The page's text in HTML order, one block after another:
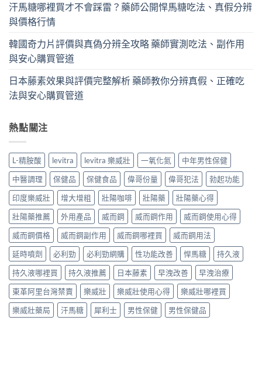
汗馬糖哪裡買才不會踩雷？藥師公開悍馬糖吃法、真假分辨
與價格行情
韓國奇力片評價與真偽分辨全攻略 藥師實測吃法、副作用
與安心購買管道
日本藤素效果與評價完整解析 藥師教你分辨真假、正確吃
法與安心購買管道
熱點關注
L-精胺酸 levitra levitra 樂威壯 一氧化氮
中年男性保健
中醫調理
保健品 保健食品 偉哥份量 偉哥犯法
勃起功能
印度樂威壯
增大增粗 壯陽咖啡 壯陽藥
壯陽藥心得
壯陽藥推薦
外用產品 威而鋼 威而鋼作用
威而鋼使用心得
威而鋼價格
威而鋼副作用 威而鋼哪裡買
威而鋼用法
延時噴劑
必利勁 必利勁網購 性功能改善 悍馬糖
持久液
持久液哪裡買
持久液推薦 日本藤素 早洩改善
早洩治療
東革阿里台灣禁賣
樂威壯 樂威壯使用心得
樂威壯哪裡買
樂威壯藥局
汗馬糖 犀利士 男性保健 男性保健品